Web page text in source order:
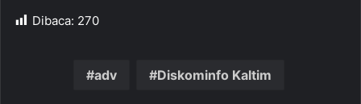
Dibaca: 270
adv Diskominfo Kaltim